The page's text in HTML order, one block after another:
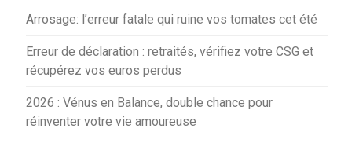
Arrosage: l’erreur fatale qui ruine vos tomates cet été
Erreur de déclaration : retraités, vérifiez votre CSG et
récupérez vos euros perdus
2026 : Vénus en Balance, double chance pour
réinventer votre vie amoureuse